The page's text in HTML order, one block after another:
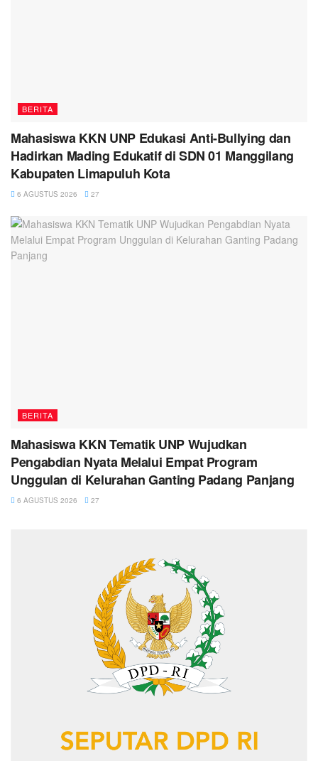
BERITA
Mahasiswa KKN UNP Edukasi Anti-Bullying dan
Hadirkan Mading Edukatif di SDN 01 Manggilang
Kabupaten Limapuluh Kota
6 AGUSTUS 2026 27
BERITA
Mahasiswa KKN Tematik UNP Wujudkan
Pengabdian Nyata Melalui Empat Program
Unggulan di Kelurahan Ganting Padang Panjang
6 AGUSTUS 2026 27